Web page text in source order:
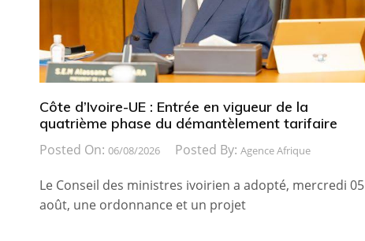
Côte d’Ivoire-UE : Entrée en vigueur de la
quatrième phase du démantèlement tarifaire
Posted On: 06/08/2026 Posted By: Agence Afrique
Le Conseil des ministres ivoirien a adopté, mercredi 05
août, une ordonnance et un projet